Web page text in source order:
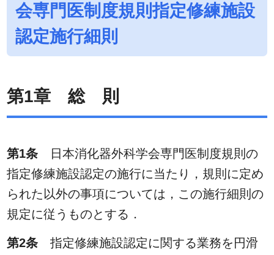
会専門医制度規則指定修練施設
認定施行細則
第1章 総 則
第1条 日本消化器外科学会専門医制度規則の
指定修練施設認定の施行に当たり，規則に定め
られた以外の事項については，この施行細則の
規定に従うものとする．
第2条 指定修練施設認定に関する業務を円滑